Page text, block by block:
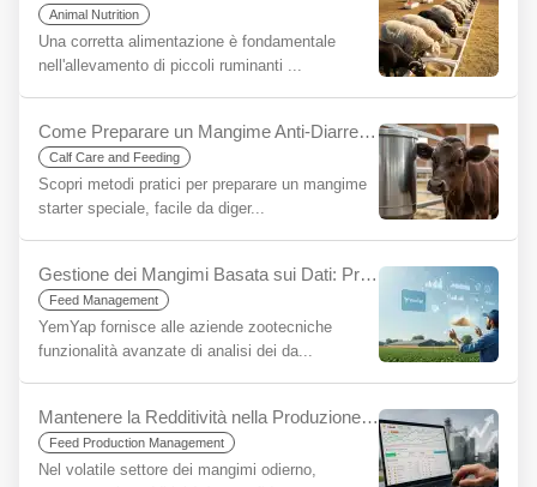
Animal Nutrition
Una corretta alimentazione è fondamentale
nell'allevamento di piccoli ruminanti ...
Come Preparare un Mangime Anti-Diarrea per Vitelli? Il Segreto per un Inizio Sano
Calf Care and Feeding
Scopri metodi pratici per preparare un mangime
starter speciale, facile da diger...
Gestione dei Mangimi Basata sui Dati: Prendete Decisioni Più Informate, Aumentate la Vostra Sostenibilità con YemYap
Feed Management
YemYap fornisce alle aziende zootecniche
funzionalità avanzate di analisi dei da...
Mantenere la Redditività nella Produzione di Mangimi in un'Era di Incertezza: L'Importanza Strategica del Software di Razionamento
Feed Production Management
Nel volatile settore dei mangimi odierno,